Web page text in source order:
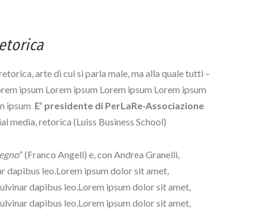
arte di cui si parla male, ma alla quale tutti –
ipsum Lorem ipsum Lorem ipsum Lorem ipsum
ipsum E’ presidente di PerLaRe-Associazione
media, retorica (Luiss Business School)
” (Franco Angeli) e, con Andrea Granelli,
dapibus leo.Lorem ipsum dolor sit amet,
dapibus leo.Lorem ipsum dolor sit amet,
dapibus leo.Lorem ipsum dolor sit amet,